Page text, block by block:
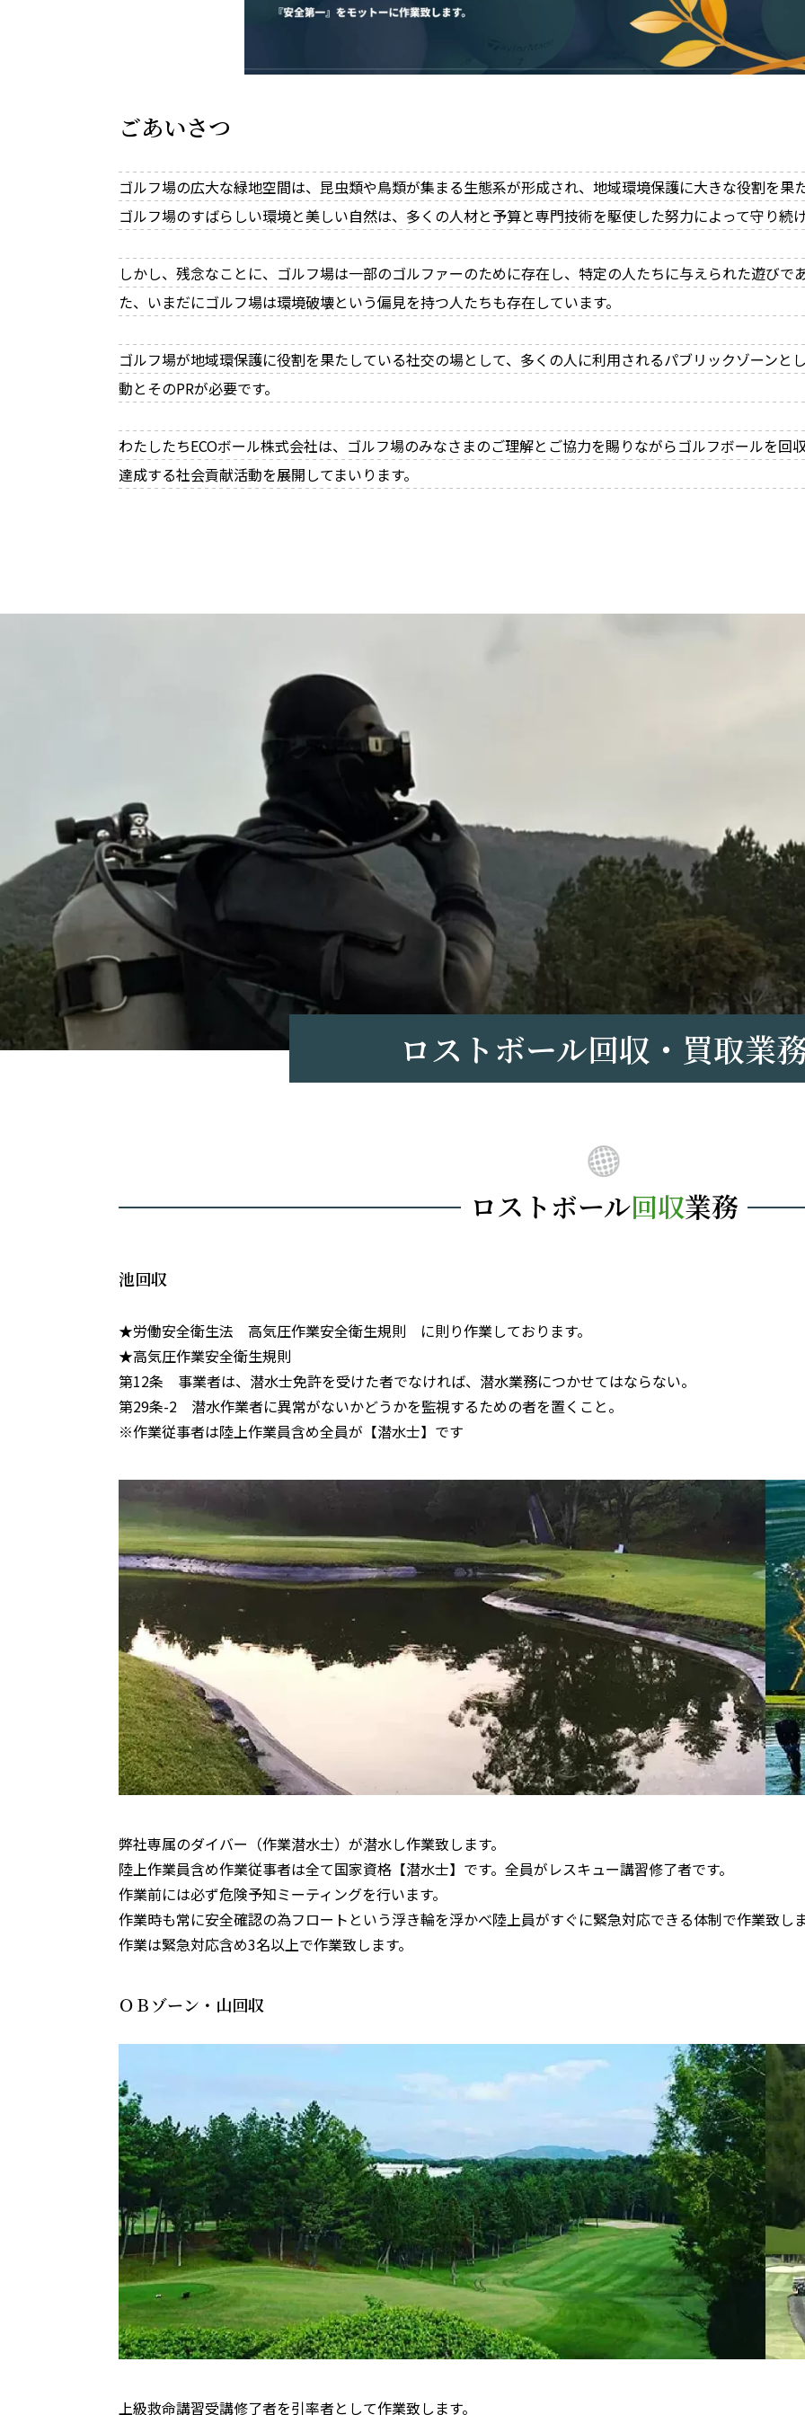
ごあいさつ
ゴルフ場の広大な緑地空間は、昆虫類や鳥類が集まる生態系が形成され、地域環境保護に大きな役割を果
ゴルフ場のすばらしい環境と美しい自然は、多くの人材と予算と専門技術を駆使した努力によって守り続
しかし、残念なことに、ゴルフ場は一部のゴルファーのために存在し、特定の人たちに与えられた遊び
た、いまだにゴルフ場は環境破壊という偏見を持つ人たちも存在しています。
ゴルフ場が地域環保護に役割を果たしている社交の場として、多くの人に利用されるパブリックゾーンと
動とそのPRが必要です。
わたしたちECOボール株式会社は、ゴルフ場のみなさまのご理解とご協力を賜りながらゴルフボールを回
達成する社会貢献活動を展開してまいります。
ロストボール回収・買取業
ロストボール回収業務
池回収
★労働安全衛生法 高気圧作業安全衛生規則 に則り作業しております。
★高気圧作業安全衛生規則
第12条 事業者は、潜水士免許を受けた者でなければ、潜水業務につかせてはならない。
第29条-2 潜水作業者に異常がないかどうかを監視するための者を置くこと。
※作業従事者は陸上作業員含め全員が【潜水士】です
弊社専属のダイバー（作業潜水士）が潜水し作業致します。
陸上作業員含め作業従事者は全て国家資格【潜水士】です。全員がレスキュー講習修了者です。
作業前には必ず危険予知ミーティングを行います。
作業時も常に安全確認の為フロートという浮き輪を浮かべ陸上員がすぐに緊急対応できる体制で作業致し
作業は緊急対応含め3名以上で作業致します。
ＯＢゾーン・山回収
上級救命講習受講修了者を引率者として作業致します。